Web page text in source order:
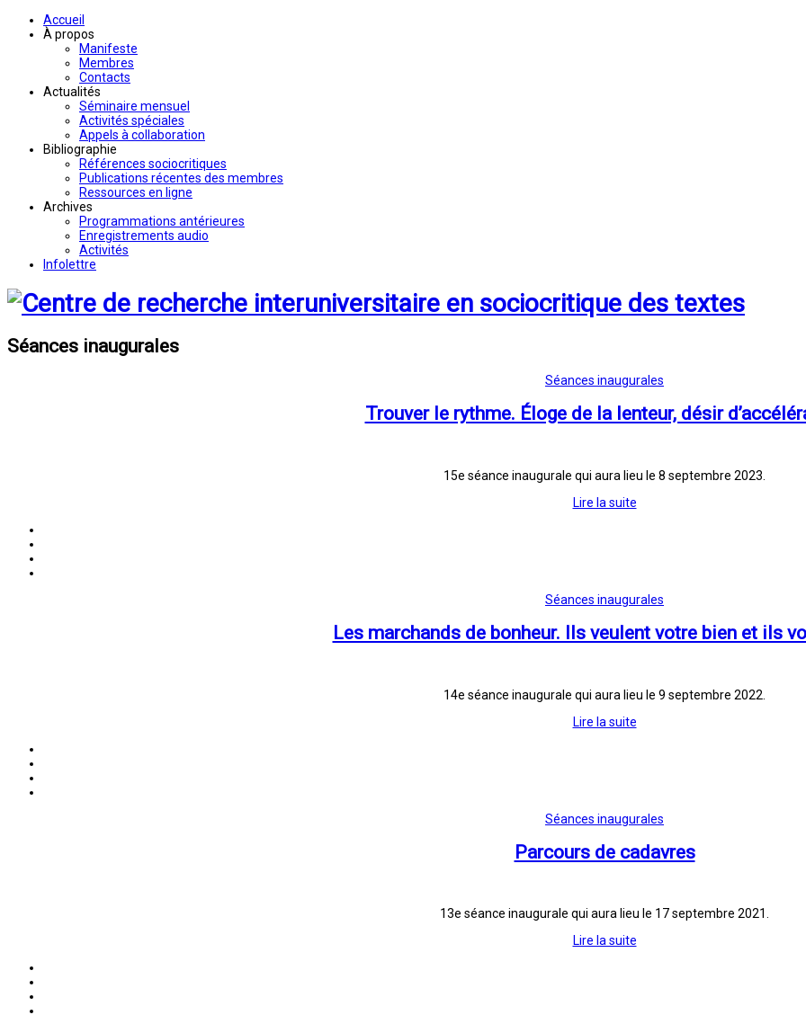
Accueil
À propos
Manifeste
Membres
Contacts
Actualités
Séminaire mensuel
Activités spéciales
Appels à collaboration
Bibliographie
Références sociocritiques
Publications récentes des membres
Ressources en ligne
Archives
Programmations antérieures
Enregistrements audio
Activités
Infolettre
Séances inaugurales
Séances inaugurales
Trouver le rythme. Éloge de la lenteur, désir
15e séance inaugurale qui aura lieu le 8 septembre 2023.
Lire la suite
Séances inaugurales
Les marchands de bonheur. Ils veulent votre bien et ils
14e séance inaugurale qui aura lieu le 9 septembre 2022.
Lire la suite
Séances inaugurales
Parcours de cadavres
13e séance inaugurale qui aura lieu le 17 septembre 2021.
Lire la suite